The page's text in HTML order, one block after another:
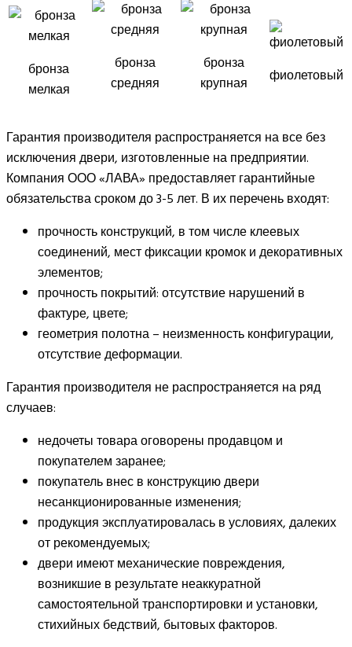
бронза
мелкая
бронза
средняя
бронза
крупная
фиолетовый
Гарантия производителя распространяется на все без
исключения двери, изготовленные на предприятии.
Компания ООО «ЛАВА» предоставляет гарантийные
обязательства сроком до 3-5 лет. В их перечень входят:
прочность конструкций, в том числе клеевых
соединений, мест фиксации кромок и декоративных
элементов;
прочность покрытий: отсутствие нарушений в
фактуре, цвете;
геометрия полотна – неизменность конфигурации,
отсутствие деформации.
Гарантия производителя не распространяется на ряд
случаев:
недочеты товара оговорены продавцом и
покупателем заранее;
покупатель внес в конструкцию двери
несанкционированные изменения;
продукция эксплуатировалась в условиях, далеких
от рекомендуемых;
двери имеют механические повреждения,
возникшие в результате неаккуратной
самостоятельной транспортировки и установки,
стихийных бедствий, бытовых факторов.